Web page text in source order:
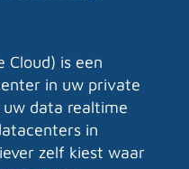
Cloud) is een
in uw private
uw data realtime
in
zelf kiest waar